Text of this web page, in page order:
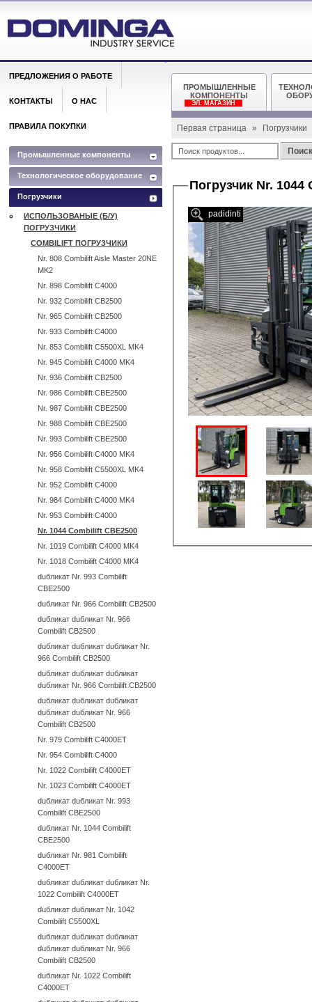
ПРОМЫШЛЕННЫЕ
КОМПОНЕНТЫ
ЭЛ. МАГАЗИН
Первая страница » Погрузчики
Поиск
Погрузчик Nr.
padidinti
ПРЕДЛОЖЕНИЯ О РАБОТЕ
КОНТАКТЫ О НАС
ПРАВИЛА ПОКУПКИ
Промышленные компоненты
Технологическое оборудование
Погрузчики
ИСПОЛЬЗОВАНЫЕ (Б/У)
ПОГРУЗЧИКИ
COMBILIFT ПОГРУЗЧИКИ
Nr. 808 Combilift Aisle Master 20NE
MK2
Nr. 898 Combilift C4000
Nr. 932 Combilift CB2500
Nr. 965 Combilift CB2500
Nr. 933 Combilift C4000
Nr. 853 Combilift C5500XL MK4
Nr. 945 Combilift C4000 MK4
Nr. 936 Combilift CB2500
Nr. 986 Combilift CBE2500
Nr. 987 Combilift CBE2500
Nr. 988 Combilift CBE2500
Nr. 993 Combilift CBE2500
Nr. 956 Combilift C4000 MK4
Nr. 958 Combilift C5500XL MK4
Nr. 952 Combilift C4000
Nr. 984 Combilift C4000 MK4
Nr. 953 Combilift C4000
Nr. 1044 Combilift CBE2500
Nr. 1019 Combilift C4000 MK4
Nr. 1018 Combilift C4000 MK4
duбликат Nr. 993 Combilift
CBE2500
duбликат Nr. 966 Combilift CB2500
duбликат duбликат Nr. 966
Combilift CB2500
duбликат duбликат duбликат Nr.
966 Combilift CB2500
duбликат duбликат duбликат
duбликат Nr. 966 Combilift CB2500
duбликат duбликат duбликат
duбликат duбликат Nr. 966
Combilift CB2500
Nr. 979 Combilift C4000ET
Nr. 954 Combilift C4000
Nr. 1022 Combilift C4000ET
Nr. 1023 Combilift C4000ET
duбликат duбликат Nr. 993
Combilift CBE2500
duбликат Nr. 1044 Combilift
CBE2500
duбликат Nr. 981 Combilift
C4000ET
duбликат duбликат duбликат Nr.
1022 Combilift C4000ET
duбликат duбликат Nr. 1042
Combilift C5500XL
duбликат duбликат duбликат
duбликат duбликат Nr. 966
Combilift CB2500
duбликат Nr. 1022 Combilift
C4000ET